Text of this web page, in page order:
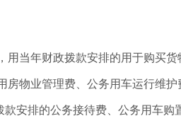
当年财政拨款安排的用于购买
物业管理费、公务用车运行维护
安排的公务接待费、公务用车